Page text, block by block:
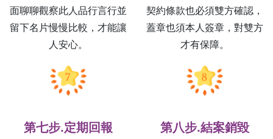
面聊聊觀察此人品行言行並
留下名片慢慢比較，才能讓
人安心。
契約條款也必須雙方確認，
蓋章也須本人簽章，對雙方
才有保障。
第七步.定期回報 第八步.結案銷毀